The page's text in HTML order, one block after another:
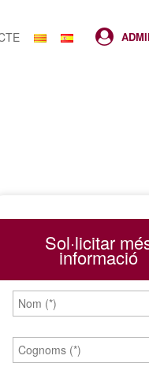

Sol·licitar
informació